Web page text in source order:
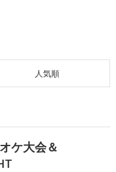
人気順
ケ大会＆